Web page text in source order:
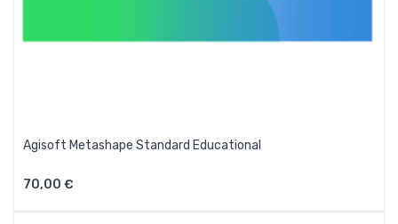
Agisoft Metashape Standard Educational
70,00 €Aggiungi Al Carrello